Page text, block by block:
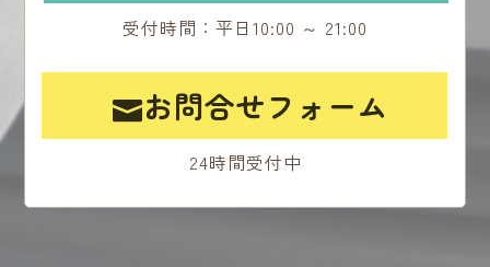
受付時間：平日10:00 ～ 21:00
お問合せフォーム
24時間受付中